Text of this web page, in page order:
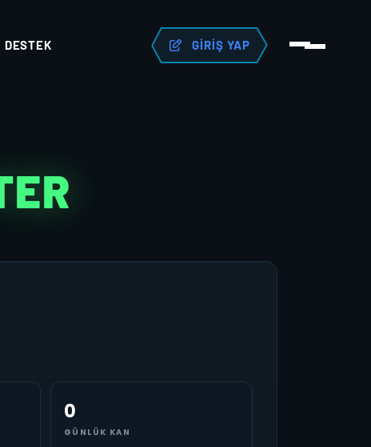
DESTEK GIRIŞ YAP
0
GÜNLÜK KAN